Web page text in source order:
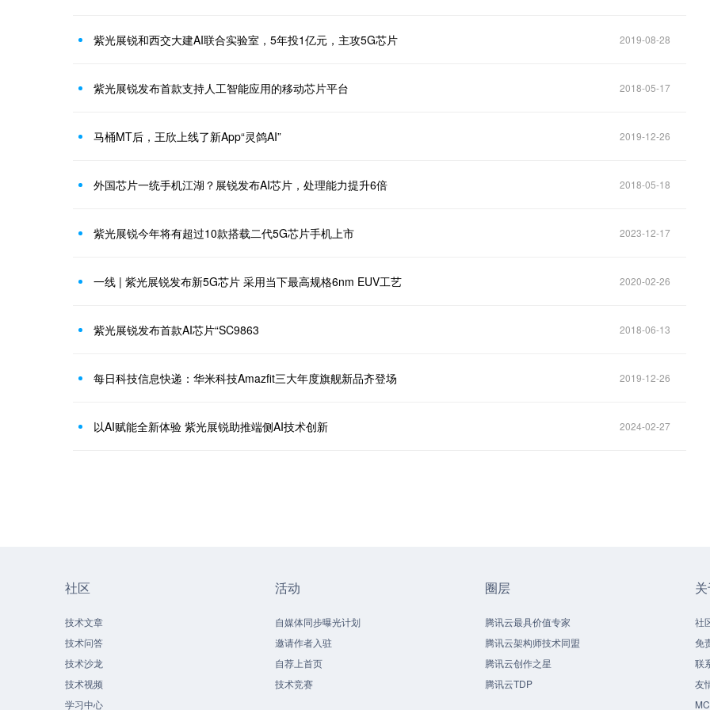
紫光展锐和西交大建AI联合实验室，5年投1亿元，主攻5G芯片 2019-08-28
紫光展锐发布首款支持人工智能应用的移动芯片平台 2018-05-17
马桶MT后，王欣上线了新App“灵鸽AI” 2019-12-26
外国芯片一统手机江湖？展锐发布AI芯片，处理能力提升6倍 2018-05-18
紫光展锐今年将有超过10款搭载二代5G芯片手机上市 2023-12-17
一线 | 紫光展锐发布新5G芯片 采用当下最高规格6nm EUV工艺 2020-02-26
紫光展锐发布首款AI芯片“SC9863 2018-06-13
每日科技信息快递：华米科技Amazfit三大年度旗舰新品齐登场 2019-12-26
以AI赋能全新体验 紫光展锐助推端侧AI技术创新 2024-02-27
社区
技术文章
技术问答
技术沙龙
技术视频
学习中心
活动
自媒体同步曝光计划
邀请作者入驻
自荐上首页
技术竞赛
圈层
腾讯云最具价值专家
腾讯云架构师技术同盟
腾讯云创作之星
腾讯云TDP
社
免
联
友